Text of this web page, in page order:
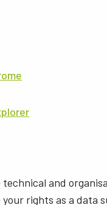
and
rights as a data